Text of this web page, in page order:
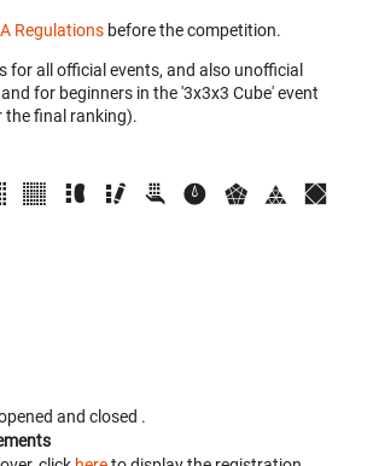
Regulations before the competition.
for all official events, and also unofficial
for beginners in the '3x3x3 Cube' event
the final ranking).
and closed .